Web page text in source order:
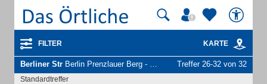
FILTER KARTE
Berliner Str Berlin Prenzlauer Berg - Unternehmen und Personen Treffer 26-32 von 32
Standardtreffer